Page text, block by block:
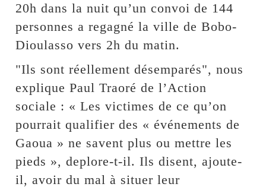
20h dans la nuit qu’un convoi de 144
personnes a regagné la ville de Bobo-
Dioulasso vers 2h du matin.
"Ils sont réellement désemparés", nous
explique Paul Traoré de l’Action
sociale : « Les victimes de ce qu’on
pourrait qualifier des « événements de
Gaoua » ne savent plus ou mettre les
pieds », deplore-t-il. Ils disent, ajoute-
il, avoir du mal à situer leur